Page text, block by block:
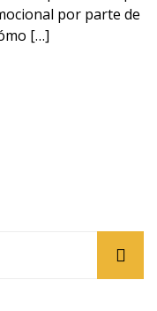
por parte de
[…]